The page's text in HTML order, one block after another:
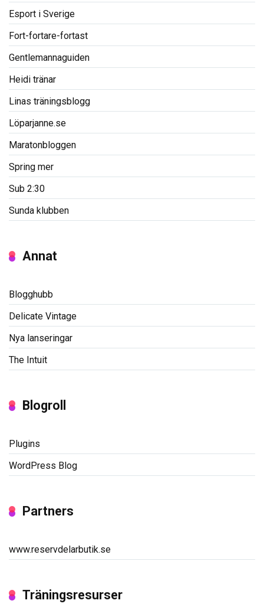
Esport i Sverige
Fort-fortare-fortast
Gentlemannaguiden
Heidi tränar
Linas träningsblogg
Löparjanne.se
Maratonbloggen
Spring mer
Sub 2:30
Sunda klubben
Annat
Blogghubb
Delicate Vintage
Nya lanseringar
The Intuit
Blogroll
Plugins
WordPress Blog
Partners
www.reservdelarbutik.se
Träningsresurser